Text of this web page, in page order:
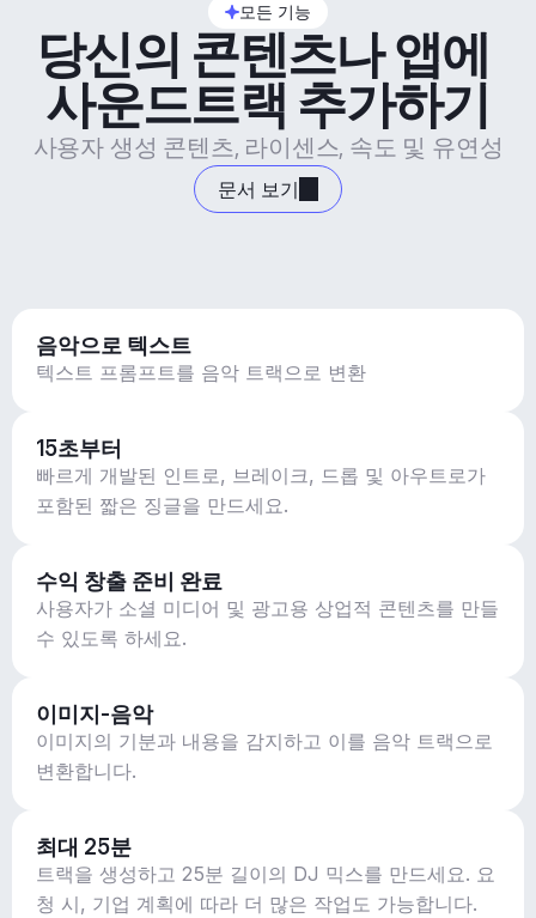
모든 기능
당신의 콘텐츠나 앱에
사운드트랙 추가하기
사용자 생성 콘텐츠, 라이센스, 속도 및 유연성
문서 보기
음악으로 텍스트
텍스트 프롬프트를 음악 트랙으로 변환
15초부터
빠르게 개발된 인트로, 브레이크, 드롭 및 아우트로가
포함된 짧은 징글을 만드세요.
수익 창출 준비 완료
사용자가 소셜 미디어 및 광고용 상업적 콘텐츠를 만들
수 있도록 하세요.
이미지-음악
이미지의 기분과 내용을 감지하고 이를 음악 트랙으로
변환합니다.
최대 25분
트랙을 생성하고 25분 길이의 DJ 믹스를 만드세요. 요
청 시, 기업 계획에 따라 더 많은 작업도 가능합니다.